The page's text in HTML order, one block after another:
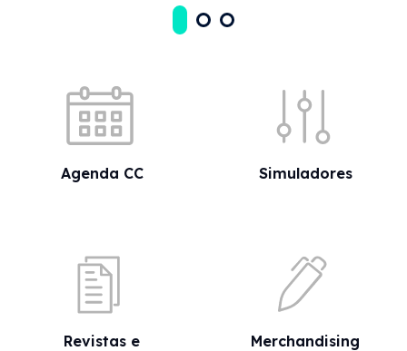
Agenda CC Simuladores
Revistas e
Merchandising